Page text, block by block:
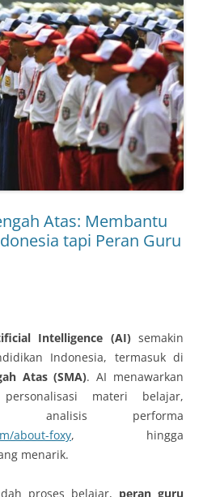
Atas: Membantu
tapi Peran Guru
Intelligence (AI)semakin
Indonesia, termasuk di
Atas (SMA). AI menawarkan
materi belajar,
analisis performa
about-foxy, hingga
menarik.
proses belajar, peran guru